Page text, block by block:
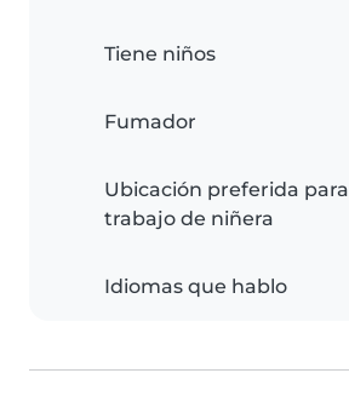
Tiene niños
Fumador
Ubicación preferida para
trabajo de niñera
Idiomas que hablo